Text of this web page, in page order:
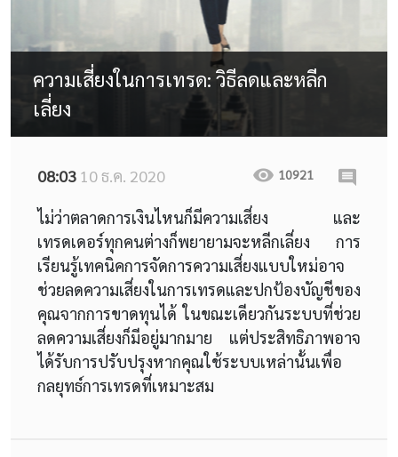
ความเสี่ยงในการเทรด: วิธีลดและหลีก
เลี่ยง
08:03 10 ธ.ค. 2020 10921
ไม่ว่าตลาดการเงินไหนก็มีความเสี่ยง และ
เทรดเดอร์ทุกคนต่างก็พยายามจะหลีกเลี่ยง การ
เรียนรู้เทคนิคการจัดการความเสี่ยงแบบใหม่อาจ
ช่วยลดความเสี่ยงในการเทรดและปกป้องบัญชีของ
คุณจากการขาดทุนได้ ในขณะเดียวกันระบบที่ช่วย
ลดความเสี่ยงก็มีอยู่มากมาย แต่ประสิทธิภาพอาจ
ได้รับการปรับปรุงหากคุณใช้ระบบเหล่านั้นเพื่อ
กลยุทธ์การเทรดที่เหมาะสม